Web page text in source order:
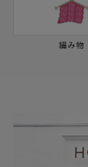
編み物